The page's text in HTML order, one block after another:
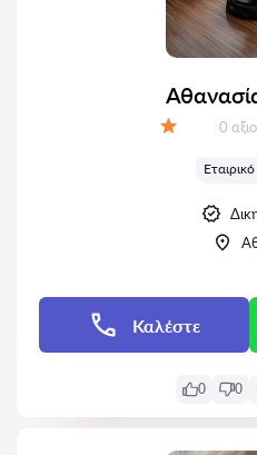
0
Καλέστε
0 0